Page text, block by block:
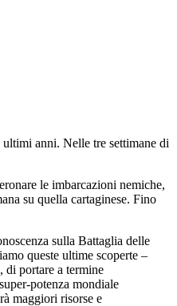
anni. Nelle tre settimane di
le imbarcazioni nemiche,
su quella cartaginese. Fino
sulla Battaglia delle
queste ultime scoperte –
di portare a termine
potenza mondiale
maggiori risorse e